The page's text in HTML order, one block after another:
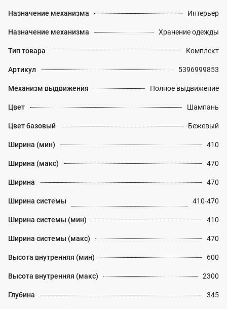
Назначение механизма Интерьер
Назначение механизма Хранение одежды
Тип товара Комплект
Артикул 5396999853
Механизм выдвижения Полное выдвижение
Цвет Шампань
Цвет базовый Бежевый
Ширина (мин) 410
Ширина (макс) 470
Ширина 470
Ширина системы 410-470
Ширина системы (мин) 410
Ширина системы (макс) 470
Высота внутренняя (мин) 600
Высота внутренняя (макс) 2300
Глубина 345